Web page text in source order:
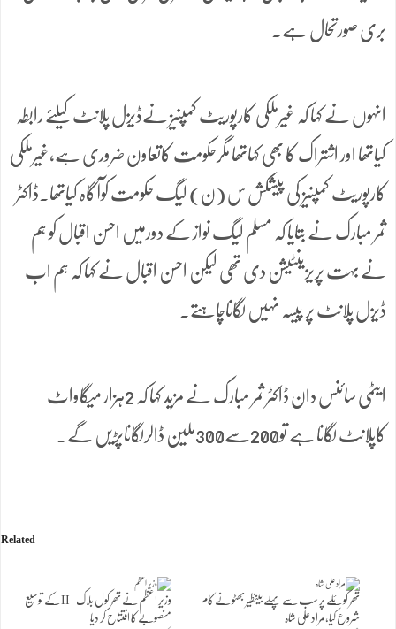
بری صورتحال ہے۔
انہوں نے کہا کہ غیرملکی کارپوریٹ کمپنیز نےڈیزل پلانٹ کیلئے رابطہ
کیاتھا اور اشتراک کا بھی کہاتھا مگرحکومت کاتعاون ضروری ہے،غیرملکی
کارپوریٹ کمپنیز کی پیشکش س (ن) لیگ حکومت کوآگاہ کیاتھا۔ڈاکٹر
ثمر مبارک نے بتایا کہ مسلم لیگ نواز کے دورمیں احسن اقبال کو ہم
نے بہت پریزینٹیشن دی تھی لیکن احسن اقبال نے کہا کہ ہم اب
ڈیزل پلانٹ پر پیسہ نہیں لگاناچاہتے۔
ایٹمی سائنس دان ڈاکٹر ثمر مبارک نے مزید کہا کہ 2ہزار میگاواٹ
کاپلانٹ لگانا ہے تو200سے300ملین ڈالرلگاناپڑیں گے۔
Related
وزیرِ اعظم نے تھر کول بلاک-II کے توسیع
منصوبے کا افتتاح کر دیا
تھر کوئلے پر سب سے پہلے بینظیر بھٹو نے کام
شروع کیا، مراد علی شاہ